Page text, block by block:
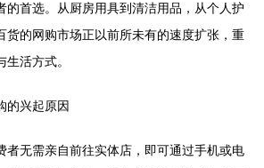
的首选。从厨房用具到清洁用品，从个人护
货的网购市场正以前所未有的速度扩张，重
活方式。
的兴起原因
者无需亲自前往实体店，即可通过手机或电